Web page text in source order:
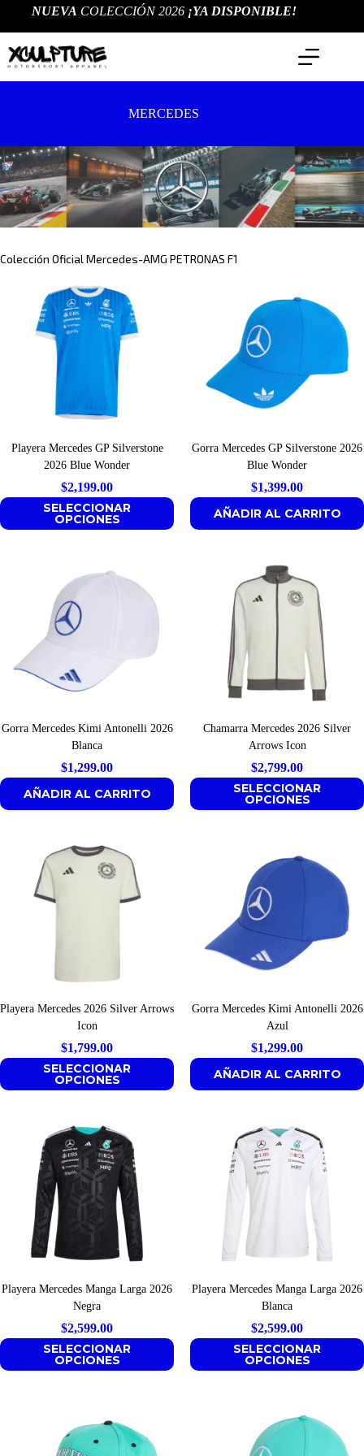
contenido
NUEVA COLECCIÓN 2026 ¡YA DISPONIBLE!
MERCEDES
Colección Oficial Mercedes-AMG PETRONAS F1
Playera Mercedes GP Silverstone
2026 Blue Wonder
$2,199.00
SELECCIONAR
OPCIONES
Gorra Mercedes GP Silverstone 2026
Blue Wonder
$1,399.00
AÑADIR AL CARRITO
Gorra Mercedes Kimi Antonelli 2026
Blanca
$1,299.00
AÑADIR AL CARRITO
Chamarra Mercedes 2026 Silver
Arrows Icon
$2,799.00
SELECCIONAR
OPCIONES
Playera Mercedes 2026 Silver Arrows
Icon
$1,799.00
SELECCIONAR
OPCIONES
Gorra Mercedes Kimi Antonelli 2026
Azul
$1,299.00
AÑADIR AL CARRITO
Playera Mercedes Manga Larga 2026
Negra
$2,599.00
SELECCIONAR
OPCIONES
Playera Mercedes Manga Larga 2026
Blanca
$2,599.00
SELECCIONAR
OPCIONES